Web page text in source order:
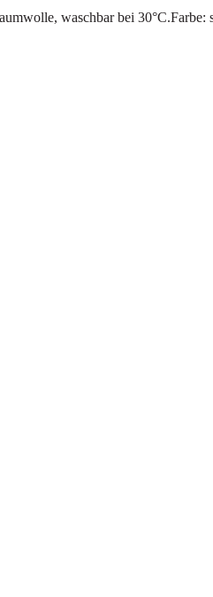
waschbar bei 30°C.Farbe: